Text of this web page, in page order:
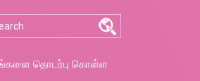
தொடர்பு கொள்ள